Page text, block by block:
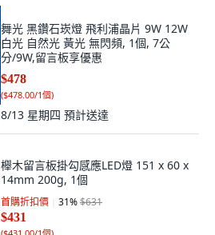
舞光 黑鑽石崁燈 飛利浦晶片 9W 12W
白光 自然光 黃光 無閃頻, 1個, 7公
分/9W,留言板享優惠
$478
($478.00/1個)
8/13 星期四 預計送達
櫸木留言板掛勾感應LED燈 151 x 60 x
14mm 200g, 1個
首購折扣價 31%$631
$431